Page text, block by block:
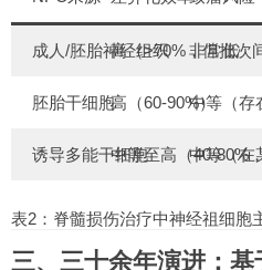
成人/胚胎神经组织高（>70%，但批次
非常低
胚胎干细胞高（60-90%）中等（存
诱导多能干细胞中等至高（40-80%
中等（在
表2：脊髓损伤治疗中神经祖细胞
三、三十余年演进：